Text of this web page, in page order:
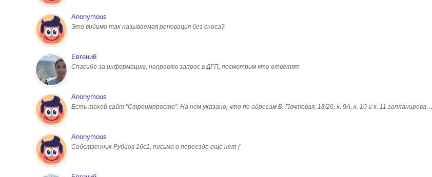
Anonymous
Это видимо так называемая реновация без сноса?
Евгений
Спасибо за информацию, направлю запрос в ДГП, посмотрим что ответят
Anonymous
Есть такой сайт "Строимпросто". На нем указано, что по адресам Б. Почтовая, 18/20, к. 9А, к. 10 и к. 11 запланирова…
Anonymous
Собственник Рубцов 16с1, письма о переезде еще нет (